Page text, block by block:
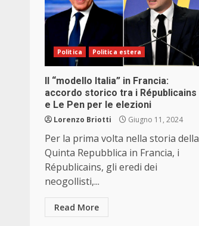
Politica Politica estera
Il “modello Italia” in Francia:
accordo storico tra i Républicains
e Le Pen per le elezioni
Lorenzo Briotti Giugno 11, 2024
Per la prima volta nella storia della
Quinta Repubblica in Francia, i
Républicains, gli eredi dei
neogollisti,...
Read More